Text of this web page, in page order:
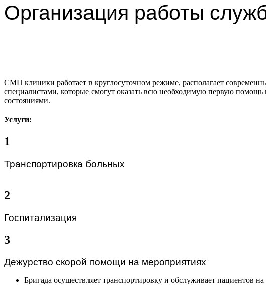
Организация работы
СМП клиники работает в круглосуточном режиме, располагает
специалистами, которые смогут оказать всю необходимую первую
состояниями.
Услуги:
1
Транспортировка больных
2
Госпитализация
3
Дежурство скорой помощи на мероприятиях
Бригада осуществляет транспортировку и обслуживает пациентов